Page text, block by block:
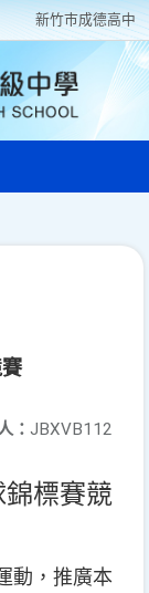
新竹巿成德高中
： JBXVB112
標賽競
動，推廣本